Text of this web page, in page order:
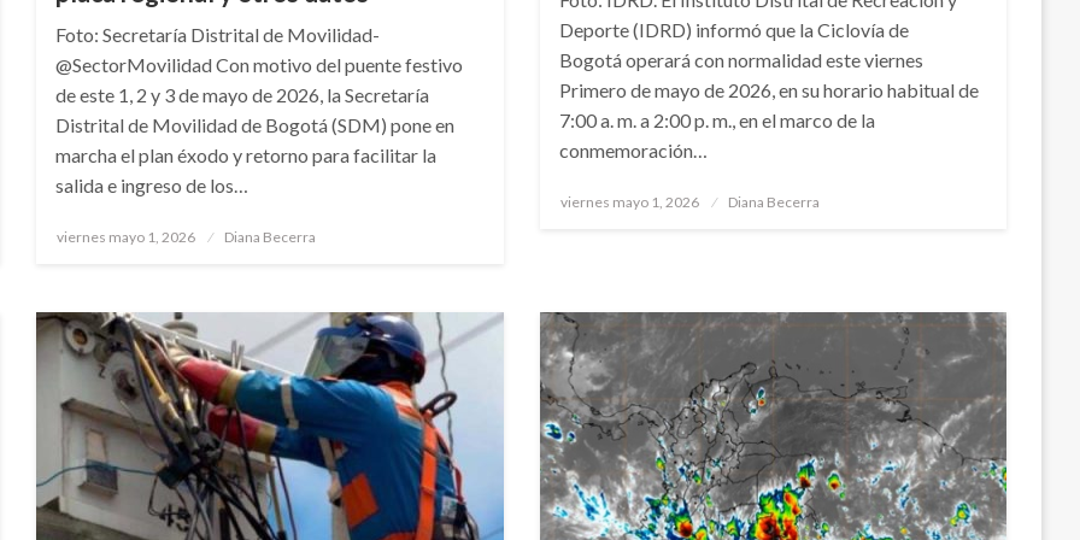
Foto: Secretaría Distrital de Movilidad-
@SectorMovilidad Con motivo del puente festivo
de este 1, 2 y 3 de mayo de 2026, la Secretaría
Distrital de Movilidad de Bogotá (SDM) pone en
marcha el plan éxodo y retorno para facilitar la
salida e ingreso de los…
Publicado
viernes mayo 1, 2026 Diana Becerra
Deporte (IDRD) informó que la Ciclovía de
Bogotá operará con normalidad este viernes
Primero de mayo de 2026, en su horario habitual de
7:00 a. m. a 2:00 p. m., en el marco de la
conmemoración…
Publicado
viernes mayo 1, 2026 Diana Becerra